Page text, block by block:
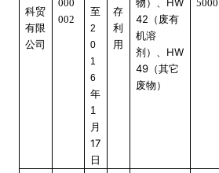
科贸
有限
公司
000
002
至
2
0
1
6
年
1
月
17
日
存
利
用
42 （废有
机溶
剂）、 HW
49 （其它
废物）
5000